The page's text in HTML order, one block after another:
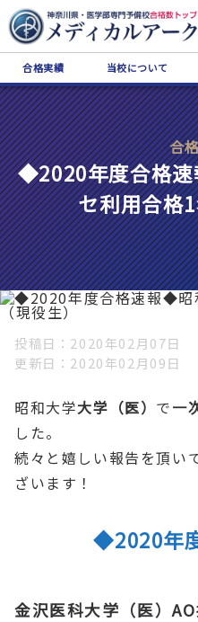
合格実績 当校について
合
◆2020年度合格
セ利用合格
投稿日
2020年02月07日
更新日
2020年02月09日
昭和大学大学（医） で一
した。
続々と嬉しい報告を頂い
ざいます！
◆2020年
金沢医科大学（医）